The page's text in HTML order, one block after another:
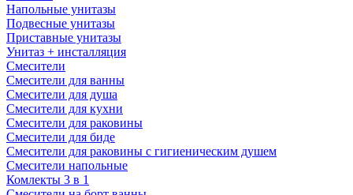
Напольные унитазы
Подвесные унитазы
Приставные унитазы
Унитаз + инсталляция
Смесители
Смесители для ванны
Смесители для душа
Смесители для кухни
Смесители для раковины
Смесители для биде
Смесители для раковины с гигиеническим душем
Смесители напольные
Комлекты 3 в 1